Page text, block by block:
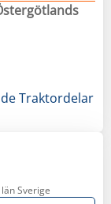
Traktordelar
Sverige